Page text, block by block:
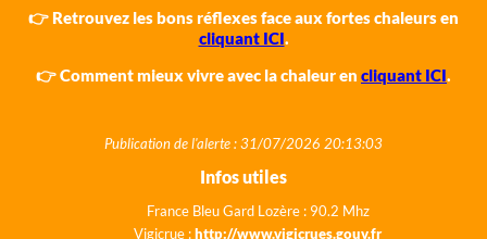
👉 Retrouvez les bons réflexes face aux fortes chaleurs en
cliquant ICI.
👉 Comment mieux vivre avec la chaleur en cliquant ICI.
Publication de l'alerte : 31/07/2026 20:13:03
Infos utiles
France Bleu Gard Lozère : 90.2 Mhz
Vigicrue :http://www.vigicrues.gouv.fr